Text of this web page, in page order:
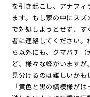
を引き起こし、アナフ
ます。もし家の中にス
で対処しようとせず、
者に連絡してください
ら以外にも、クマバチ
ど、様々な蜂がいます
見分けるのは難しいかも
「黄色と黒の縞模様が